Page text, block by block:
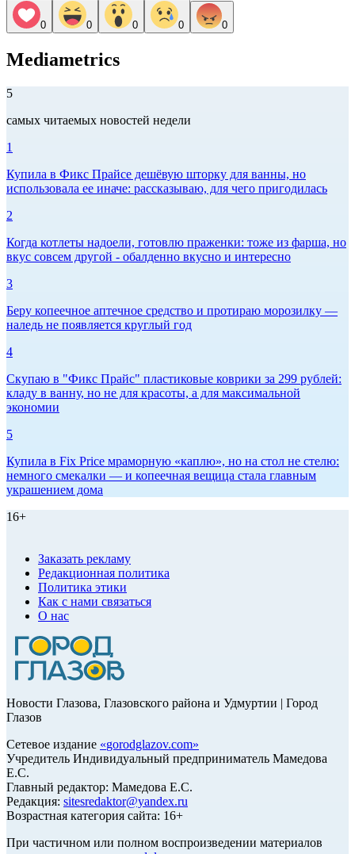
0 0 0 0 0
Mediametrics
5
самых читаемых новостей недели
1
Купила в Фикс Прайсе дешёвую шторку для ванны, но
использовала ее иначе: рассказываю, для чего пригодилась
2
Когда котлеты надоели, готовлю праженки: тоже из фарша, но
вкус совсем другой - обалденно вкусно и интересно
3
Беру копеечное аптечное средство и протираю морозилку —
наледь не появляется круглый год
4
Скупаю в "Фикс Прайс" пластиковые коврики за 299 рублей:
кладу в ванну, но не для красоты, а для максимальной
экономии
5
Купила в Fix Price мраморную «каплю», но на стол не стелю:
немного смекалки — и копеечная вещица стала главным
украшением дома
16+
Заказать рекламу
Редакционная политика
Политика этики
Как с нами связаться
О нас
Новости Глазова, Глазовского района и Удмуртии | Город
Глазов
Сетевое издание «gorodglazov.com»
Учредитель Индивидуальный предприниматель Мамедова
Е.С.
Главный редактор: Мамедова Е.С.
Редакция: sitesredaktor@yandex.ru
Возрастная категория сайта: 16+
При частичном или полном воспроизведении материалов